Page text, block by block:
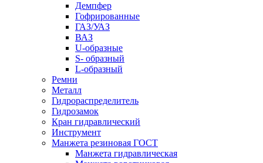
Демпфер
Гофрированные
ГАЗ/УАЗ
ВАЗ
U-образные
S- образный
L-образный
Ремни
Металл
Гидрораспределитель
Гидрозамок
Кран гидравлический
Инструмент
Манжета резиновая ГОСТ
Манжета гидравлическая